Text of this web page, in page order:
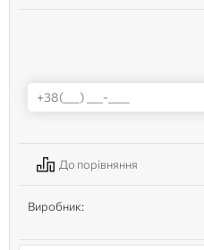
До порівняння
Виробник: